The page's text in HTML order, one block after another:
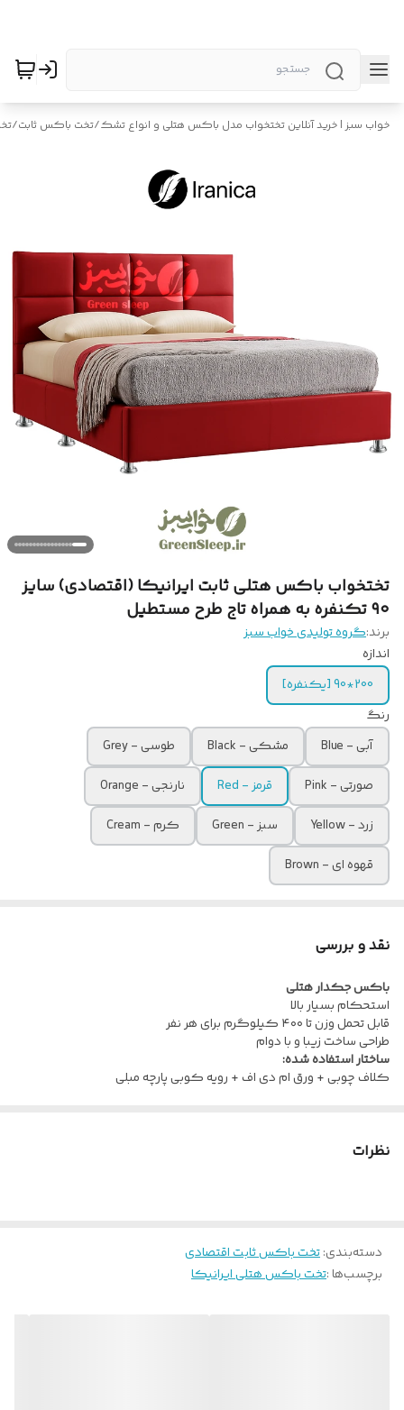
خواب سبز | خرید آنلاین تختخواب مدل باکس هتلی و انواع تشک/تخت باکس ثابت/
تختخواب باکس هتلی ثابت ایرانیکا (اقتصادی) سایز
۹۰ تکنفره به همراه تاج طرح مستطیل
برند:گروه تولیدی خواب سبز
اندازه
200*90 [یکنفره]
رنگ
آبی - Blue
مشکی - Black
طوسی - Grey
صورتی - Pink
قرمز - Red
نارنجی - Orange
زرد - Yellow
سبز - Green
کرم - Cream
قهوه ای - Brown
نقد و بررسی
باکس جکدار هتلی
استحکام بسیار بالا
قابل تحمل وزن تا ۴۰۰ کیلوگرم برای هر نفر
طراحی ساخت زیبا و با دوام
ساختار استفاده شده:
کلاف چوبی + ورق ام دی اف + رویه کوبی پارچه مبلی
نظرات
دسته‌بندی:تخت باکس ثابت اقتصادی
برچسب‌ها :تخت باکس هتلی ایرانیکا